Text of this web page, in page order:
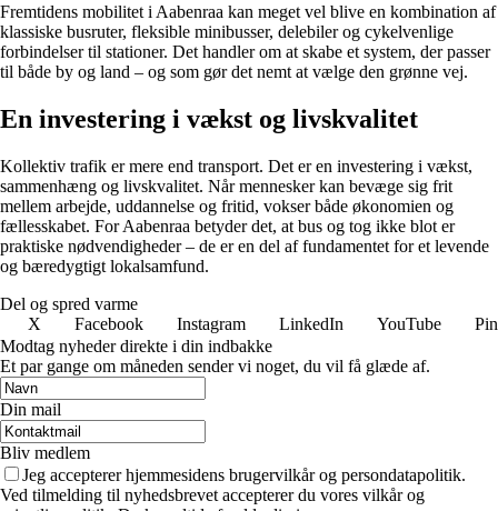
Fremtidens mobilitet i Aabenraa kan meget vel blive en kombination af
klassiske busruter, fleksible minibusser, delebiler og cykelvenlige
forbindelser til stationer. Det handler om at skabe et system, der passer
til både by og land – og som gør det nemt at vælge den grønne vej.
En investering i vækst og livskvalitet
Kollektiv trafik er mere end transport. Det er en investering i vækst,
sammenhæng og livskvalitet. Når mennesker kan bevæge sig frit
mellem arbejde, uddannelse og fritid, vokser både økonomien og
fællesskabet. For Aabenraa betyder det, at bus og tog ikke blot er
praktiske nødvendigheder – de er en del af fundamentet for et levende
og bæredygtigt lokalsamfund.
Del og spred varme
X
Facebook Instagram LinkedIn YouTube
Modtag nyheder direkte i din indbakke
Et par gange om måneden sender vi noget, du vil få glæde af.
Din mail
Bliv medlem
Jeg accepterer hjemmesidens brugervilkår og persondatapolitik.
Ved tilmelding til nyhedsbrevet accepterer du vores vilkår og